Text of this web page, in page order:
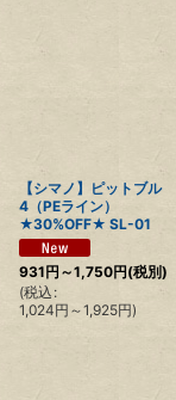
【シマノ】ピットブル
4（PEライン）
★30%OFF★ SL-01
931円 ～1,750円(税別)
(税込 :
1,024円 ～1,925円)